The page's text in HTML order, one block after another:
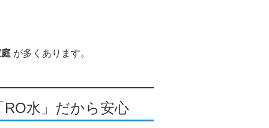
が多くあります。
水」だから安心